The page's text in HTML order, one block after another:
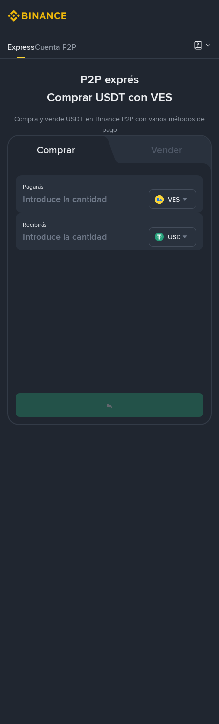
ExpressCuenta P2P
P2P exprés
Comprar USDT con VES
Compra y vende USDT en Binance P2P con varios métodos de
pago
Comprar Vender
Pagarás
VES
Recibirás
USDT